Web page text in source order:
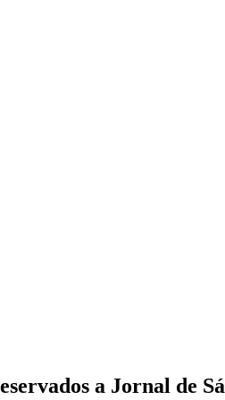
a Jornal de